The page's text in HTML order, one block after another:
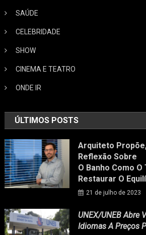
SAÚDE
CELEBRIDADE
SHOW
CINEMA E TEATRO
ONDE IR
ÚLTIMOS POSTS
Arquiteto
Reflexão Sobre
O Banho Como O
Restaurar O
21 de julho de 2023
UNEX/UNEB Abre
Idiomas A Preços